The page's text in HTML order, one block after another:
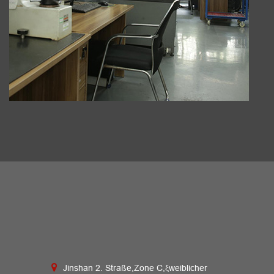
Jinshan 2. Straße,Zone C,ξweiblicher